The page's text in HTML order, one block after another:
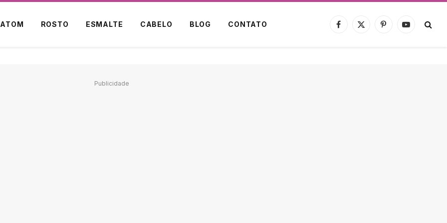
ROSTO ESMALTE CABELO BLOG CONTATO
Facebook
X
PinterestYouTube
Publicidade